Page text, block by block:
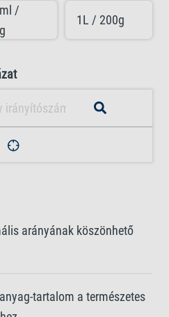
/
1L / 200g
arányának köszönhető
tartalom a természetes